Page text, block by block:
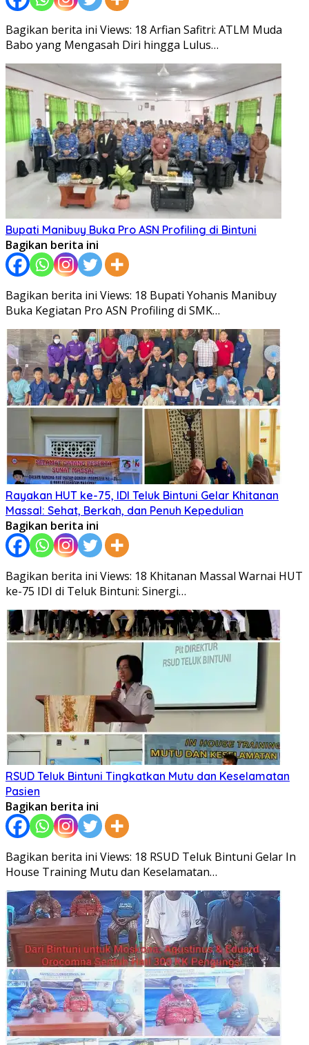
Bagikan berita ini Views: 18 Arfian Safitri: ATLM Muda
Babo yang Mengasah Diri hingga Lulus…
Bupati Manibuy Buka Pro ASN Profiling di Bintuni
Bagikan berita ini
Bagikan berita ini Views: 18 Bupati Yohanis Manibuy
Buka Kegiatan Pro ASN Profiling di SMK…
Rayakan HUT ke-75, IDI Teluk Bintuni Gelar Khitanan
Massal: Sehat, Berkah, dan Penuh Kepedulian
Bagikan berita ini
Bagikan berita ini Views: 18 Khitanan Massal Warnai HUT
ke-75 IDI di Teluk Bintuni: Sinergi…
RSUD Teluk Bintuni Tingkatkan Mutu dan Keselamatan
Pasien
Bagikan berita ini
Bagikan berita ini Views: 18 RSUD Teluk Bintuni Gelar In
House Training Mutu dan Keselamatan…